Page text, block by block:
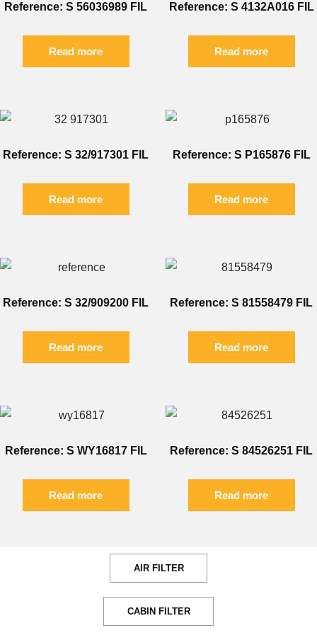
Reference: S 56036989 FIL
Read more
Reference: S 4132A016 FIL
Read more
Reference: S 32/917301 FIL
Read more
Reference: S P165876 FIL
Read more
Reference: S 32/909200 FIL
Read more
Reference: S 81558479 FIL
Read more
Reference: S WY16817 FIL
Read more
Reference: S 84526251 FIL
Read more
AIR FILTER
CABIN FILTER